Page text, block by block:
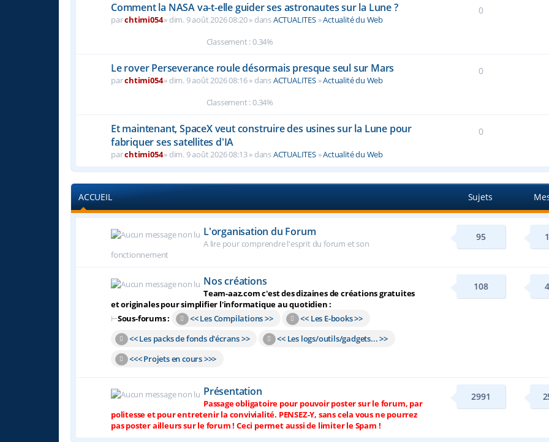
Comment la NASA va-t-elle guider ses astronautes sur la Lune ?
parchtimi054» dim. 9 août 2026 08:20 » dansACTUALITES»Actualité du Web
Classement : 0.34%
0
Le rover Perseverance roule désormais presque seul sur Mars
parchtimi054» dim. 9 août 2026 08:16 » dansACTUALITES»Actualité du Web
Classement : 0.34%
0
Et maintenant, SpaceX veut construire des usines sur la Lune pour
fabriquer ses satellites d'IA
parchtimi054» dim. 9 août 2026 08:13 » dansACTUALITES»Actualité du Web
0
ACCUEIL Sujets
L'organisation du Forum
A lire pour comprendre l'esprit du forum et son
fonctionnement
95
Nos créations
Team-aaz.com c'est des dizaines de créations gratuites
et originales pour simplifier l'informatique au quotidien :
⊢Sous-forums : << Les Compilations >>
<< Les E-books >>
<< Les packs de fonds d'écrans >>
<< Les logs/outils/gadgets... >>
<<< Projets en cours >>>
108
Présentation
Passage obligatoire pour pouvoir poster sur le forum, par
politesse et pour entretenir la convivialité. PENSEZ-Y, sans cela vous ne pourrez
pas poster ailleurs sur le forum ! Ceci permet aussi de limiter le Spam !
2991